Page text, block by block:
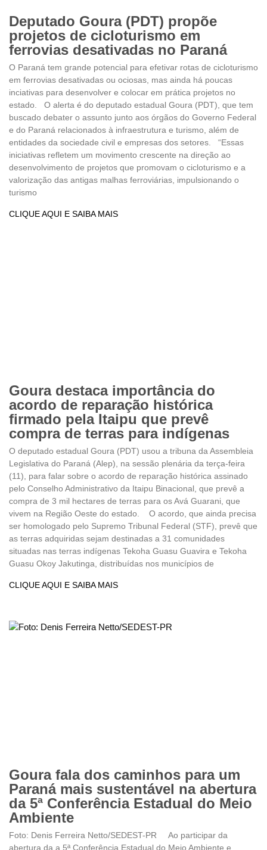
Deputado Goura (PDT) propõe
projetos de cicloturismo em
ferrovias desativadas no Paraná
O Paraná tem grande potencial para efetivar rotas de cicloturismo
em ferrovias desativadas ou ociosas, mas ainda há poucas
inciativas para desenvolver e colocar em prática projetos no
estado. O alerta é do deputado estadual Goura (PDT), que tem
buscado debater o assunto junto aos órgãos do Governo Federal
e do Paraná relacionados à infraestrutura e turismo, além de
entidades da sociedade civil e empresas dos setores. “Essas
iniciativas refletem um movimento crescente na direção ao
desenvolvimento de projetos que promovam o cicloturismo e a
valorização das antigas malhas ferroviárias, impulsionando o
turismo
CLIQUE AQUI E SAIBA MAIS
Goura destaca importância do
acordo de reparação histórica
firmado pela Itaipu que prevê
compra de terras para indígenas
O deputado estadual Goura (PDT) usou a tribuna da Assembleia
Legislativa do Paraná (Alep), na sessão plenária da terça-feira
(11), para falar sobre o acordo de reparação histórica assinado
pelo Conselho Administrativo da Itaipu Binacional, que prevê a
compra de 3 mil hectares de terras para os Avá Guarani, que
vivem na Região Oeste do estado. O acordo, que ainda precisa
ser homologado pelo Supremo Tribunal Federal (STF), prevê que
as terras adquiridas sejam destinadas a 31 comunidades
situadas nas terras indígenas Tekoha Guasu Guavira e Tekoha
Guasu Okoy Jakutinga, distribuídas nos municípios de
CLIQUE AQUI E SAIBA MAIS
Goura fala dos caminhos para um
Paraná mais sustentável na abertura
da 5ª Conferência Estadual do Meio
Ambiente
Foto: Denis Ferreira Netto/SEDEST-PR Ao participar da
abertura da a 5ª Conferência Estadual do Meio Ambiente e